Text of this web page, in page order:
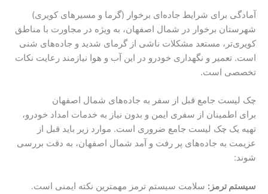
آمادگی برای شرایط جاده‌ای برخوار (گرما و مسیرهای کویری)
شهرستان برخوار در شمال اصفهان، به ویژه در مجاورت با مناطق
کویری‌تر، مستعد مشکلات ناشی از گرمای شدید و جاده‌های شنی
است. تعمیر و نگهداری خودرو در این آب و هوا نیازمند رعایت نکات
تخصصی است.
چک لیست جامع قبل از سفر به جاده‌های شمال اصفهان
برای اطمینان از سفری ایمن و بدون نیاز به خدمات امداد خودرو،
تهیه یک چک لیست جامع ضروری است. موارد زیر باید قبل از
عزیمت به جاده‌های پر رفت و آمد شمال اصفهان، به دقت بررسی
شوند:
سیستم ترمز: سلامت سیستم ترمز مهمترین نکته ایمنی است.